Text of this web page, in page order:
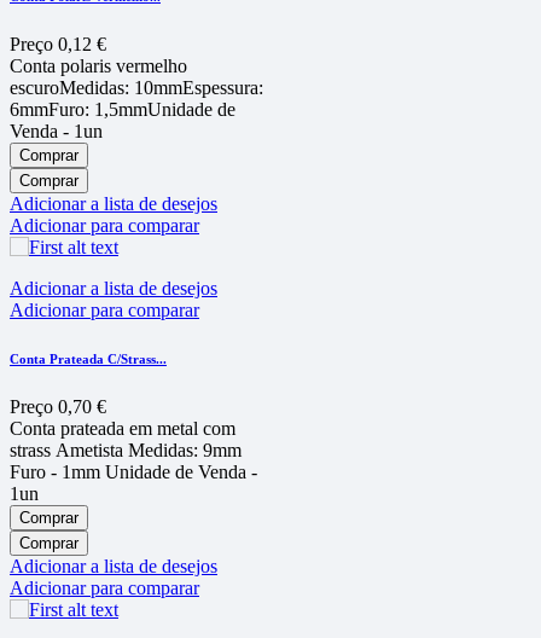
Preço 0,12 €
Conta polaris vermelho
escuroMedidas: 10mmEspessura:
6mmFuro: 1,5mmUnidade de
Venda - 1un
Comprar
Comprar
Adicionar a lista de desejos
Adicionar para comparar
Adicionar a lista de desejos
Adicionar para comparar
Conta Prateada C/Strass...
Preço 0,70 €
Conta prateada em metal com
strass Ametista Medidas: 9mm
Furo - 1mm Unidade de Venda -
1un
Comprar
Comprar
Adicionar a lista de desejos
Adicionar para comparar